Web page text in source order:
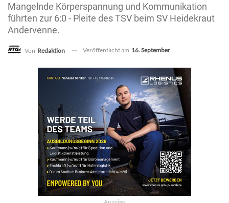
Mangelnde Körperspannung und Kommunikation
führten zur 6:0 - Pleite des TSV beim SV Heidekraut
Andervenne.
Von Redaktion Veröffentlicht am 16. September